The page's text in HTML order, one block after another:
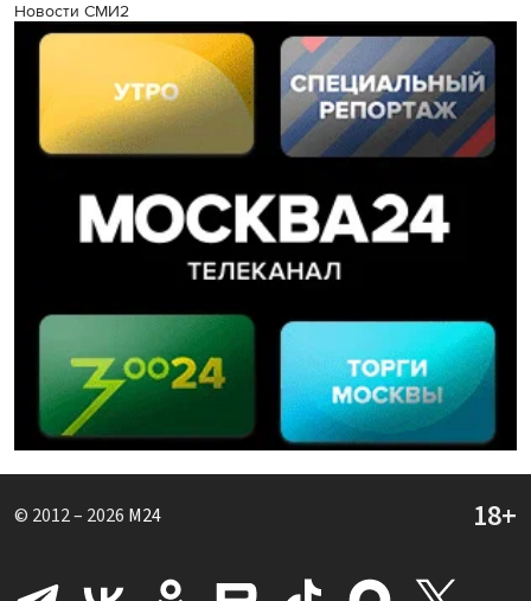
Новости СМИ2
© 2012 – 2026 M24